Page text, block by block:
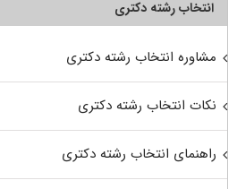
انتخاب رشته دکتری
مشاوره انتخاب رشته دکتری
نکات انتخاب رشته دکتری
راهنمای انتخاب رشته دکتری